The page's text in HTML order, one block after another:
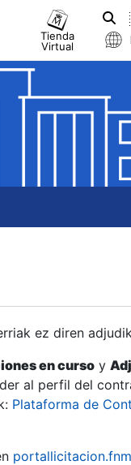
Tienda
Virtual
ez diren
en curso y
al perfil del
Plataforma de